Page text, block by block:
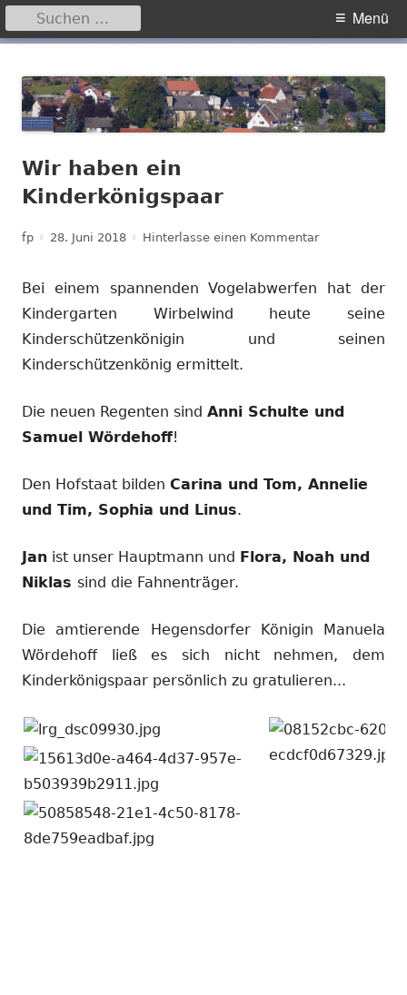
zum
Inhalt
Primäres
Menü
Suchen
nach:
Wir haben ein
Kinderkönigspaar
Autor
fp Veröffentlicht
28. Juni 2018 Hinterlasse einen Kommentarzu Wir haben
Bei einem spannenden Vogelabwerfen hat der
Kindergarten Wirbelwind heute seine
Kinderschützenkönigin und seinen
Kinderschützenkönig ermittelt.
Die neuen Regenten sind Anni Schulte und
Samuel Wördehoff!
Den Hofstaat bilden Carina und Tom, Annelie
und Tim, Sophia und Linus.
Jan ist unser Hauptmann und Flora, Noah und
Niklas sind die Fahnenträger.
Die amtierende Hegensdorfer Königin Manuela
Wördehoff ließ es sich nicht nehmen, dem
Kinderkönigspaar persönlich zu gratulieren...